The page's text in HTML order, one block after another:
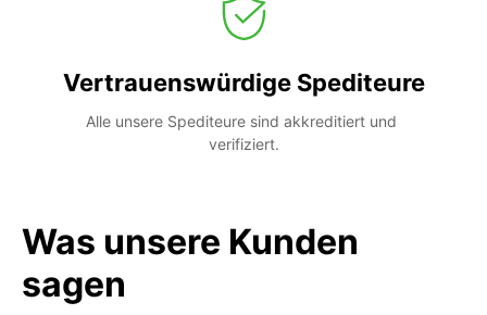
Vertrauenswürdige Spediteure
Alle unsere Spediteure sind akkreditiert und
verifiziert.
Was unsere Kunden
sagen